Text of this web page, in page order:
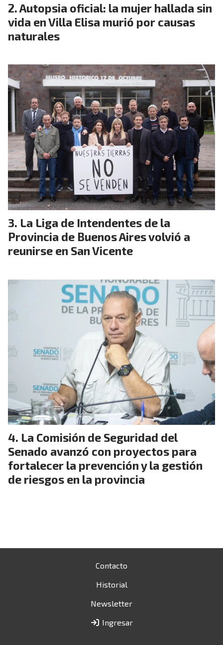
Autopsia oficial: la mujer hallada sin
vida en Villa Elisa murió por causas
naturales
La Liga de Intendentes de la
Provincia de Buenos Aires volvió a
reunirse en San Vicente
La Comisión de Seguridad del
Senado avanzó con proyectos para
fortalecer la prevención y la gestión
de riesgos en la provincia
Contacto
Historial
Newsletter
Ingresar